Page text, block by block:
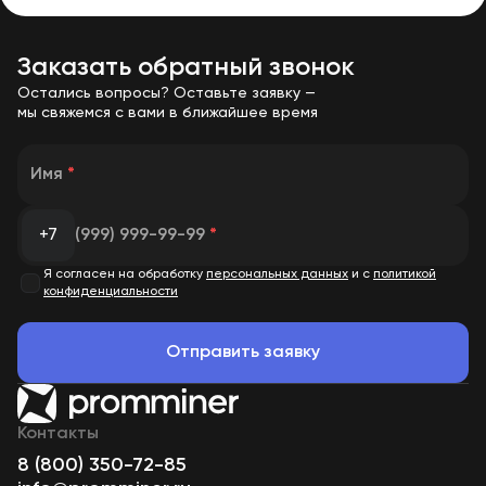
площадках, а также на готовой инфраструктуре
Promminer.
Обслуживание и сопровождение
обслуживание, круглосуточный мониторинг и контроль
Все ключевые параметры отслеживаются в режиме
удаленная диагностика и настройка.
передаётся в собственный сервисный центр Promminer,
что позволяет быстро восстанавливать его
работоспособность.
Майнинг-ферма работает под постоянным
сопровождением инженерной команды Promminer.
Юридическое сопровождение
Заказать обратный звонок
Остались вопросы? Оставьте заявку —
мы свяжемся с вами в ближайшее время
Имя *
+7 (999) 999-99-99 *
Я согласен на обработку персональных данных и с политикой
конфиденциальности
Отправить заявку
Контакты
8 (800) 350-72-85